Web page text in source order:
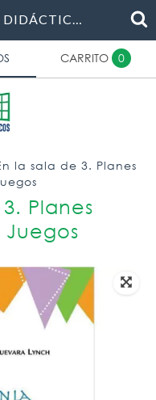
EN LA SALA DE 3. PLANES DIDÁCTICOS Y JUEGOS
CARRITO 0
la sala de 3. Planes
Planes